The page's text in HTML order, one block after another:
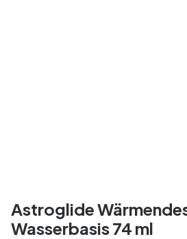
Astroglide
Wasserbasis 74 ml